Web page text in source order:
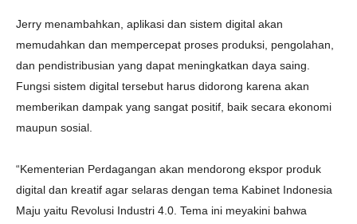
Jerry menambahkan, aplikasi dan sistem digital akan
memudahkan dan mempercepat proses produksi, pengolahan,
dan pendistribusian yang dapat meningkatkan daya saing.
Fungsi sistem digital tersebut harus didorong karena akan
memberikan dampak yang sangat positif, baik secara ekonomi
maupun sosial.
“Kementerian Perdagangan akan mendorong ekspor produk
digital dan kreatif agar selaras dengan tema Kabinet Indonesia
Maju yaitu Revolusi Industri 4.0. Tema ini meyakini bahwa